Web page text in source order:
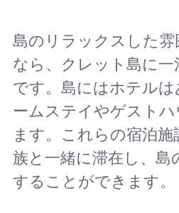
島のリラックスした
なら、クレット島に
です。島にはホテル
ームステイやゲスト
ます。これらの宿泊
族と一緒に滞在し、島
することができます。